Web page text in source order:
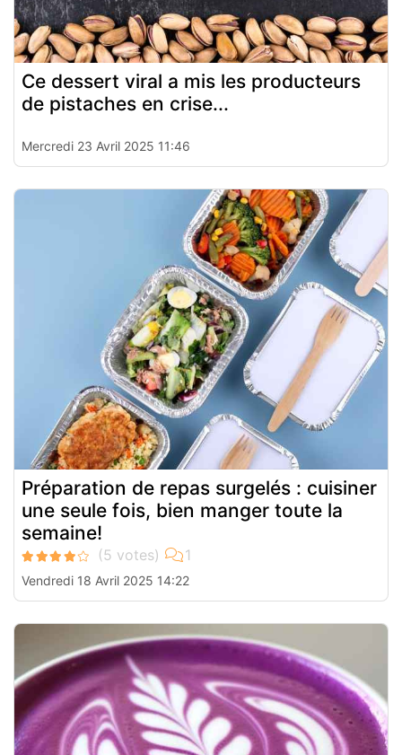
Ce dessert viral a mis les producteurs
de pistaches en crise...
Mercredi 23 Avril 2025 11:46
Préparation de repas surgelés : cuisiner
une seule fois, bien manger toute la
semaine!
Vendredi 18 Avril 2025 14:22